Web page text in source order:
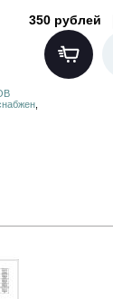
350 рублей